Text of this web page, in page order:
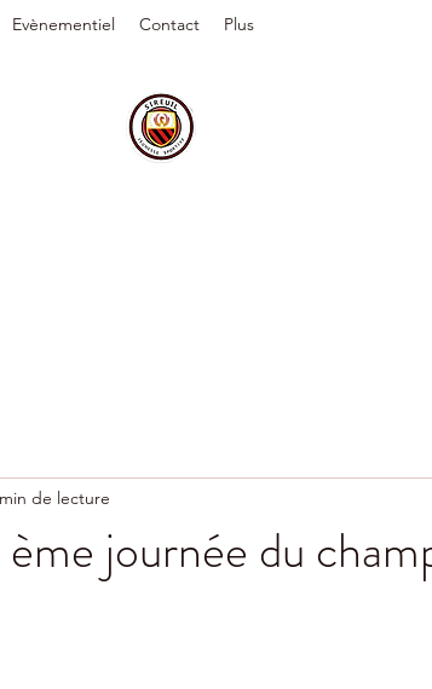
Evènementiel Contact Plus
journée du
de lecture